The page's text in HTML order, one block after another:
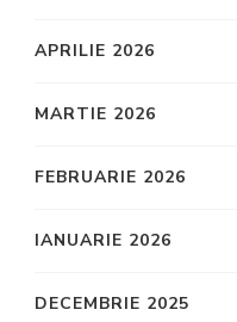
APRILIE 2026
MARTIE 2026
FEBRUARIE 2026
IANUARIE 2026
DECEMBRIE 2025